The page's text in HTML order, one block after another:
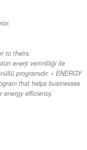
to theirs.
enerji verimliliği ile
programıdır. - ENERGY
that helps businesses
efficiency.